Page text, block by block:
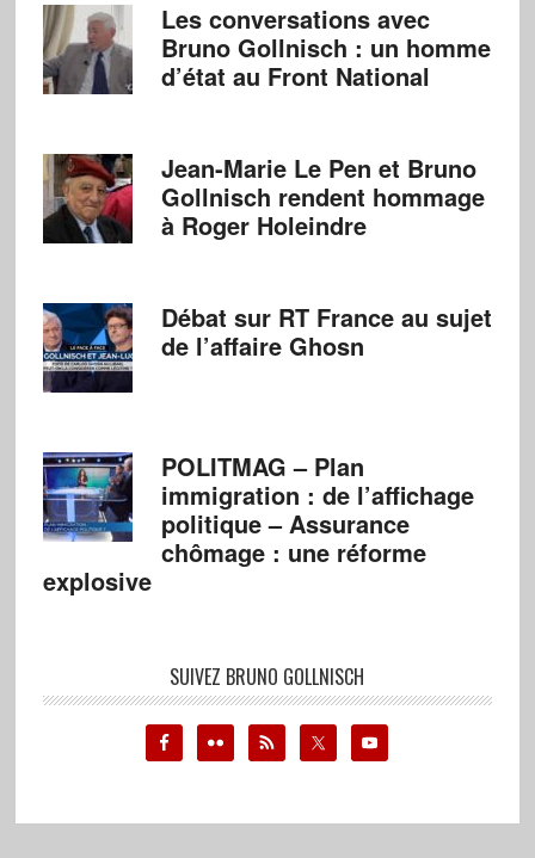
Les conversations avec
Bruno Gollnisch : un homme
d’état au Front National
Jean-Marie Le Pen et Bruno
Gollnisch rendent hommage
à Roger Holeindre
Débat sur RT France au sujet
de l’affaire Ghosn
POLITMAG – Plan
immigration : de l’affichage
politique – Assurance
chômage : une réforme
explosive
SUIVEZ BRUNO GOLLNISCH